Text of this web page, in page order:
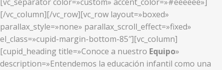
[/vc_column][/vc_row][vc_row layout=»boxed»
parallax_style=»none» parallax_scroll_effect=»fixed»
el_class=»cupid-margin-bottom-85″][vc_column]
[cupid_heading title=»Conoce a nuestro Equipo»
description=»Entendemos la educación infantil como una